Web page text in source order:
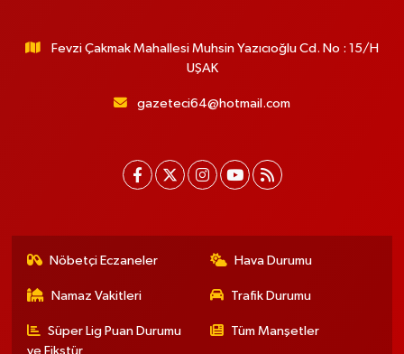
Fevzi Çakmak Mahallesi Muhsin Yazıcıoğlu Cd. No : 15/H
UŞAK
gazeteci64@hotmail.com
Nöbetçi Eczaneler Hava Durumu
Namaz Vakitleri Trafik Durumu
Süper Lig Puan Durumu
ve Fikstür
Tüm Manşetler